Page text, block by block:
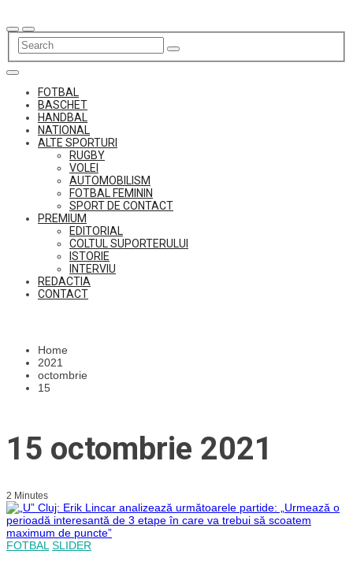
to
content
FOTBAL
BASCHET
HANDBAL
NATIONAL
ALTE SPORTURI
RUGBY
VOLEI
AUTOMOBILISM
FOTBAL FEMININ
SPORT DE CONTACT
PREMIUM
EDITORIAL
COLTUL SUPORTERULUI
ISTORIE
INTERVIU
REDACTIA
CONTACT
Home
2021
octombrie
15
15 octombrie 2021
2 Minutes
FOTBAL SLIDER